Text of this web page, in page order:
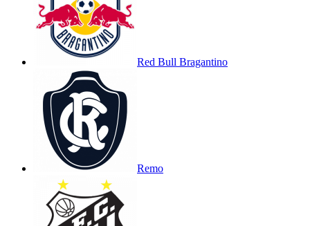
Red Bull Bragantino
Remo